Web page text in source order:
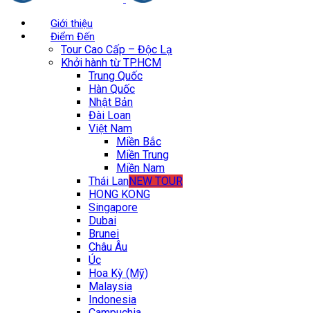
Giới thiệu
Điểm Đến
Tour Cao Cấp – Độc Lạ
Khởi hành từ TP.HCM
Trung Quốc
Hàn Quốc
Nhật Bản
Đài Loan
Việt Nam
Miền Bắc
Miền Trung
Miền Nam
Thái LanNEW TOUR
HONG KONG
Singapore
Dubai
Brunei
Châu Âu
Úc
Hoa Kỳ (Mỹ)
Malaysia
Indonesia